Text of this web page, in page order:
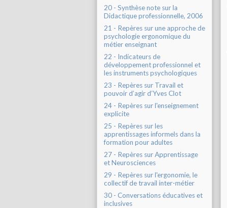
20 - Synthèse note sur la
Didactique professionnelle, 2006
21 - Repères sur une approche de
psychologie ergonomique du
métier enseignant
22 - Indicateurs de
développement professionnel et
les instruments psychologiques
23 - Repères sur Travail et
pouvoir d’agir d’Yves Clot
24 - Repères sur l'enseignement
explicite
25 - Repères sur les
apprentissages informels dans la
formation pour adultes
27 - Repères sur Apprentissage
et Neurosciences
29 - Repères sur l'ergonomie, le
collectif de travail inter-métier
30 - Conversations éducatives et
inclusives